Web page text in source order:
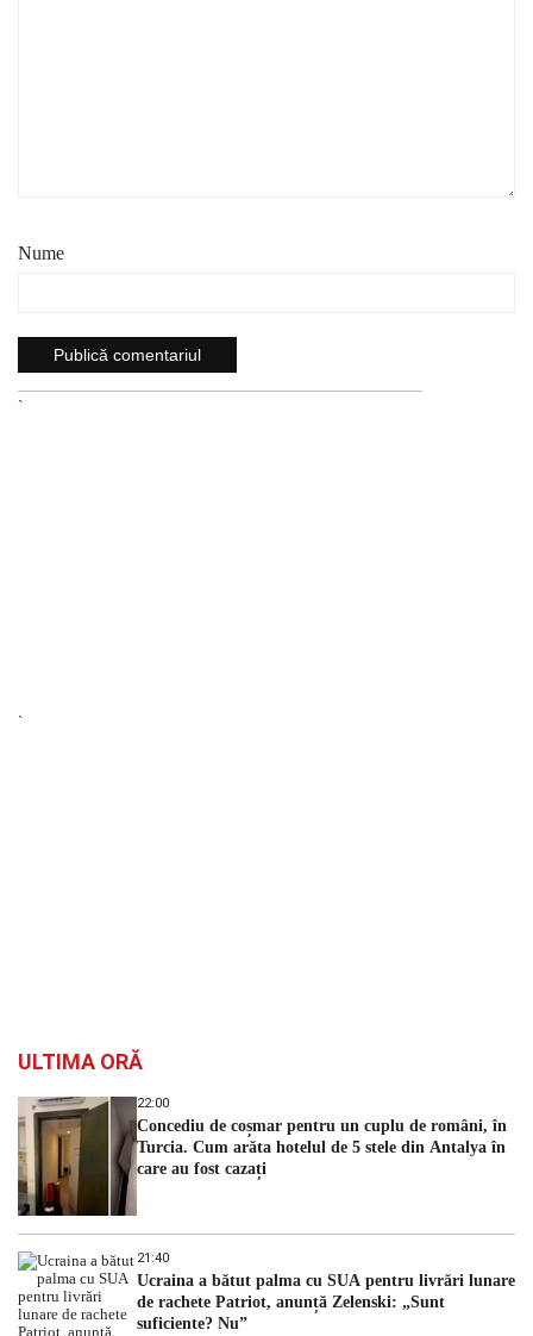
Nume
`
`
ULTIMA ORĂ
22:00
Concediu de coșmar pentru un cuplu de români, în
Turcia. Cum arăta hotelul de 5 stele din Antalya în
care au fost cazați
21:40
Ucraina a bătut palma cu SUA pentru livrări lunare
de rachete Patriot, anunță Zelenski: „Sunt
suficiente? Nu”